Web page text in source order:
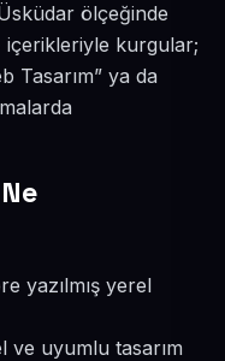
ölçeğinde
içerikleriyle kurgular;
Tasarım” ya da
yazılmış yerel
ve uyumlu tasarım